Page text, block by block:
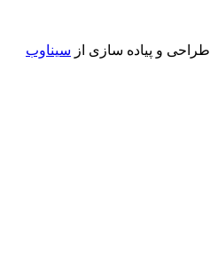
طراحی و پیاده سازی از سیناوب